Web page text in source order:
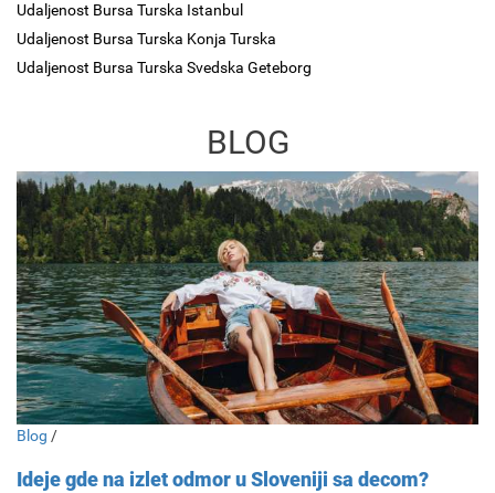
Udaljenost Bursa Turska Istanbul
Udaljenost Bursa Turska Konja Turska
Udaljenost Bursa Turska Svedska Geteborg
BLOG
Blog /
Ideje gde na izlet odmor u Sloveniji sa decom?